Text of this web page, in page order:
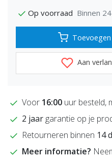
Op voorraad Binnen
Aan
Voor 16:00 uur besteld,
2 jaargarantie op je
Retourneren binnen 14
Meer informatie?